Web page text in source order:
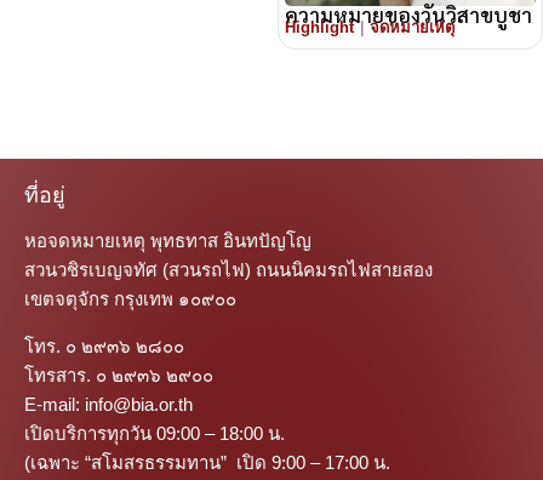
ความหมายของวันวิสาขบูชา
Highlight | จดหมายเหตุ
ที่อยู่
หอจดหมายเหตุ พุทธทาส อินทปัญโญ
สวนวชิรเบญจทัศ (สวนรถไฟ) ถนนนิคมรถไฟสายสอง
เขตจตุจักร กรุงเทพ ๑๐๙๐๐
โทร. ๐ ๒๙๓๖ ๒๘๐๐
โทรสาร. ๐ ๒๙๓๖ ๒๙๐๐
E-mail: info@bia.or.th
เปิดบริการทุกวัน 09:00 – 18:00 น.
(เฉพาะ “สโมสรธรรมทาน” เปิด 9:00 – 17:00 น.